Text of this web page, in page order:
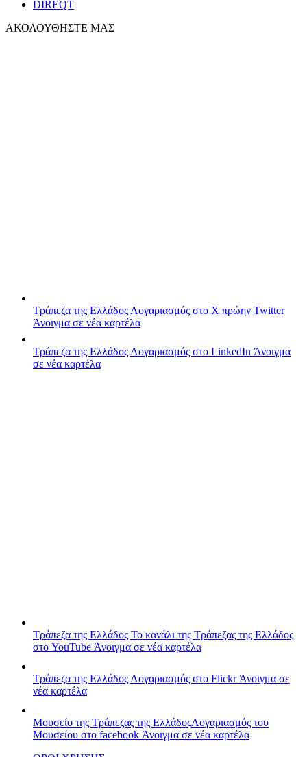
DIREQT
ΑΚΟΛΟΥΘΗΣΤΕ ΜΑΣ
Τράπεζα της Ελλάδος Λογαριασμός στο X πρώην Twitter
Άνοιγμα σε νέα καρτέλα
Τράπεζα της Ελλάδος Λογαριασμός στο LinkedIn Άνοιγμα
σε νέα καρτέλα
Τράπεζα της Ελλάδος Το κανάλι της Τράπεζας της Ελλάδος
στο YouTube Άνοιγμα σε νέα καρτέλα
Τράπεζα της Ελλάδος Λογαριασμός στο FlickrΆνοιγμα σε
νέα καρτέλα
Μουσείο της Τράπεζας της ΕλλάδοςΛογαριασμός του
Μουσείου στο facebook Άνοιγμα σε νέα καρτέλα